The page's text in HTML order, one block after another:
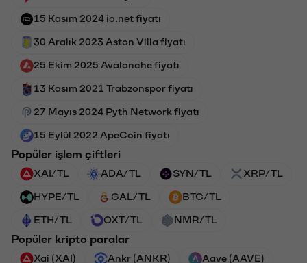
15 Kasım 2024 io.net fiyatı
30 Aralık 2023 Aston Villa fiyatı
25 Ekim 2025 Avalanche fiyatı
13 Kasım 2021 Trabzonspor fiyatı
27 Mayıs 2024 Pyth Network fiyatı
15 Eylül 2022 ApeCoin fiyatı
Popüler işlem çiftleri
XAI/TL ADA/TL SYN/TL XRP/TL
HYPE/TL GAL/TL BTC/TL
ETH/TL OXT/TL NMR/TL
Popüler kripto paralar
Xai (XAI) Ankr (ANKR) Aave (AAVE)